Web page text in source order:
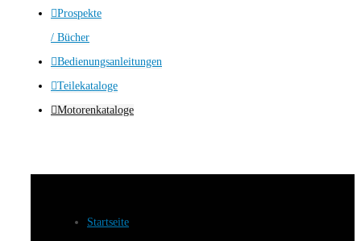
Prospekte
/ Bücher
Bedienungsanleitungen
Teilekataloge
Motorenkataloge
Startseite